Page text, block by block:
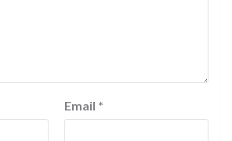
Email *